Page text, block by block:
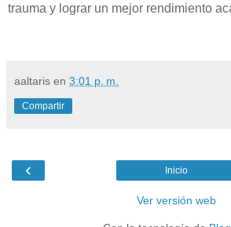
trauma y lograr un mejor rendimiento
aaltaris en 3:01 p. m.
Compartir
‹ Inicio
Ver versión web